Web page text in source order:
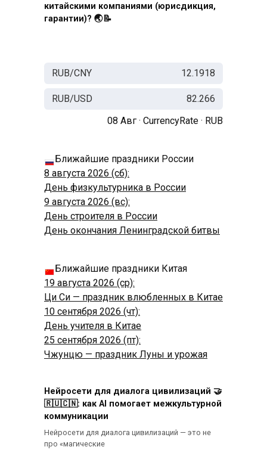
китайскими компаниями (юрисдикция,
гарантии)? 🌏📝
RUB/CNY 12.1918
RUB/USD
82.266
08 Авг · CurrencyRate · RUB
Ближайшие праздники России
8 августа 2026 (сб):
День физкультурника в России
9 августа 2026 (вс):
День строителя в России
День окончания Ленинградской битвы
Ближайшие праздники Китая
19 августа 2026 (ср):
Ци Си — праздник влюбленных в Китае
10 сентября 2026 (чт):
День учителя в Китае
25 сентября 2026 (пт):
Чжунцю — праздник Луны и урожая
Нейросети для диалога цивилизаций 🤝
🇷🇺🇨🇳: как AI помогает межкультурной
коммуникации
Нейросети для диалога цивилизаций — это не
про «магические